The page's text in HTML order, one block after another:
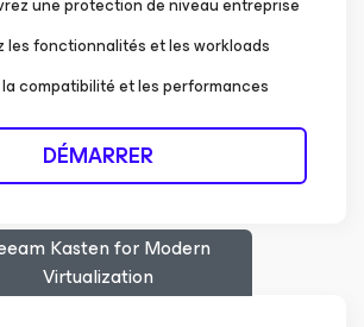
une protection de niveau entreprise
les fonctionnalités et les workloads
compatibilité et les performances
DÉMARRER
Kastenfor Modern
Virtualization